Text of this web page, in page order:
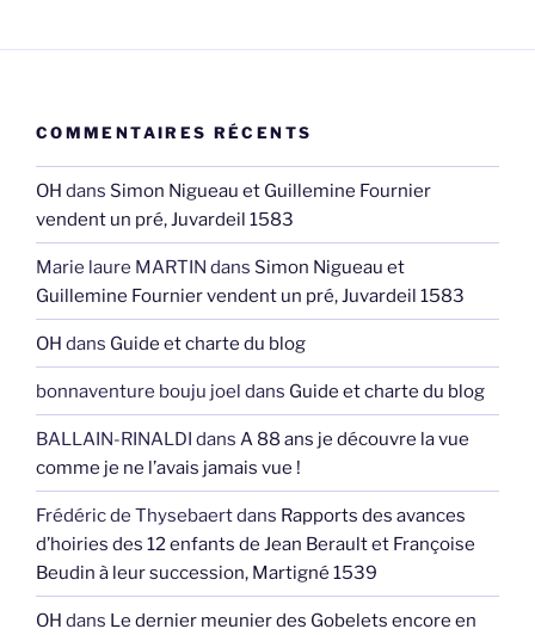
COMMENTAIRES RÉCENTS
OH dans Simon Nigueau et Guillemine Fournier
vendent un pré, Juvardeil 1583
Marie laure MARTIN dans Simon Nigueau et
Guillemine Fournier vendent un pré, Juvardeil 1583
OH dans Guide et charte du blog
bonnaventure bouju joel dans Guide et charte du blog
BALLAIN-RINALDI dans A 88 ans je découvre la vue
comme je ne l’avais jamais vue !
Frédéric de Thysebaertdans Rapports des avances
d’hoiries des 12 enfants de Jean Berault et Françoise
Beudin à leur succession, Martigné 1539
OH dans Le dernier meunier des Gobelets encore en